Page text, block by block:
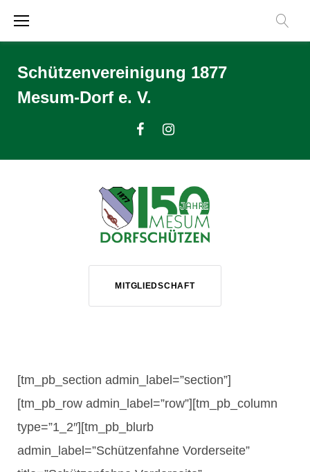
Schützenvereinigung 1877
Mesum-Dorf e. V.
MITGLIEDSCHAFT
Fahnen
&
Ketten
[tm_pb_section admin_label=”section”]
[tm_pb_row admin_label=”row”][tm_pb_column
type=”1_2″][tm_pb_blurb
admin_label=”Schützenfahne Vorderseite”